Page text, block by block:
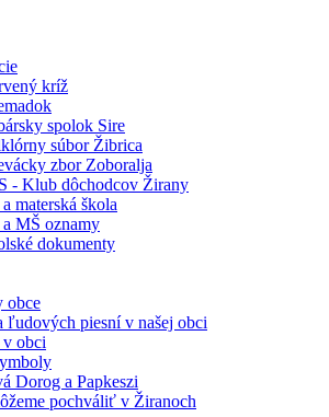
kríž
spolok Sire
súbor Žibrica
zbor Zoboralja
- Klub dôchodcov Žirany
materská škola
a MŠ oznamy
dokumenty
obce
ľudových piesní v našej obci
obci
Dorog a Papkeszi
pochváliť v Žiranoch